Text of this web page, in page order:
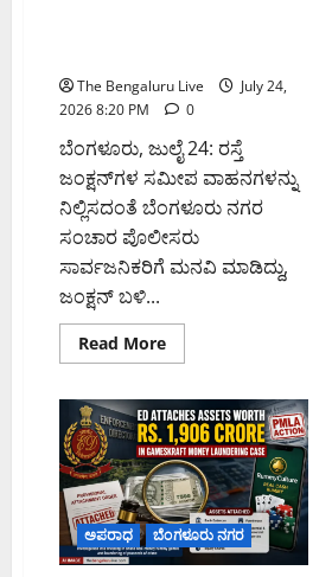
The Bengaluru Live
July 24,
2026 8:20 PM
0
ಬೆಂಗಳೂರು, ಜುಲೈ 24: ರಸ್ತೆ
ಜಂಕ್ಷನ್‌ಗಳ ಸಮೀಪ ವಾಹನಗಳನ್ನು
ನಿಲ್ಲಿಸದಂತೆ ಬೆಂಗಳೂರು ನಗರ
ಸಂಚಾರ ಪೊಲೀಸರು
ಸಾರ್ವಜನಿಕರಿಗೆ ಮನವಿ ಮಾಡಿದ್ದು,
ಜಂಕ್ಷನ್ ಬಳಿ...
Read MoreRead
more
ಬಳಿ
ವಾಹನ
ನಿಲ್ಲಿಸಬೇಡಿ:
ಸಂಚಾರ
ಪೊಲೀಸರ
ಮನವಿ;
ಪಾದಚಾರಿ
ಸುರಕ್ಷತೆಗೆ
ಒತ್ತು
ನೀಡಿದ
ಅಪರಾಧ ಬೆಂಗಳೂರು ನಗರ